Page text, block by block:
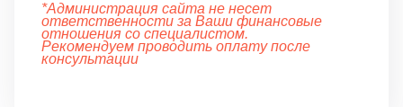
*Администрация сайта не несет
ответственности за Ваши финансовые
отношения со специалистом.
Рекомендуем проводить оплату после
консультации